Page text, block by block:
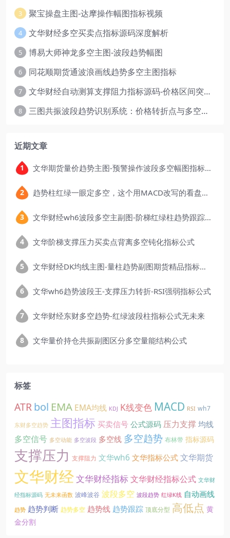
3 聚宝操盘主图-达摩操作幅图指标视频
4 文华财经多空买卖点指标源码深度解析
5 博易大师神龙多空主图-波段趋势幅图
6 同花顺期货通波浪画线趋势多空主图指标
7 文华财经自动测算支撑阻力指标源码-价格区间突破多空
8 三图共振波段趋势识别系统：价格转折点与多空动能分析
近期文章
文华期货量价趋势主图-预警操作波段多空幅图指标公式
趋势柱红绿一眼定多空，这个用MACD改写的看盘指标，把顶底信号可视化后简单多了
文华财经wh6波段多空主副图-阶梯红绿柱趋势跟踪指标公式
文华阶梯支撑压力买卖点背离多空钝化指标公式
文华财经DK均线主图-量柱趋势副图期货精品指标公式
文华wh6趋势波段王-支撑压力转折-RSI强弱指标公式
文华财经东财多空趋势-红绿波段柱指标公式无未来
文华量价持仓共振副图区分多空量能结构公式
标签
ATRbol EMA EMA均线 KDJ K线变色 MACD RSI wh7
东财多空趋势 主图指标 买卖信号公式源码 压力支撑 均线
多空信号 多空动能 多空波段 多空线 多空趋势 布林带 指标源码
支撑压力 支撑阻力 文华wh6 文华指标公式文华期货
文华财经文华财经指标文华财经指标公式 文华财
经指标源码 无未来函数 波峰波谷 波段多空 波段趋势 红绿K线 自动画线
趋势 趋势判断 趋势多空 趋势线 趋势跟踪 顶底分型 高低点 黄
金分割